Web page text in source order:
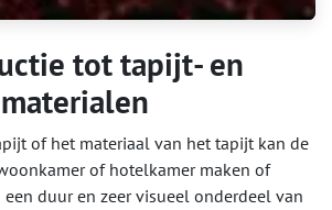
tot tapijt- en
of het materiaal van het tapijt kan de
of hotelkamer maken of
een duur en zeer visueel onderdeel van